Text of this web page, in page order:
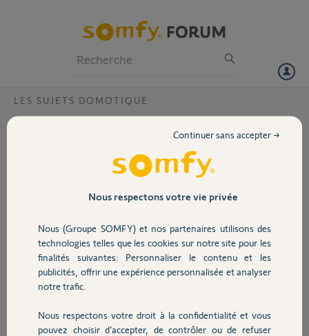
Volet
Sécurité
Domotique
Chauffage
LES SUJETS DOMOTIQUE
Réinitilisation tohama Liberty ?
Notre installateur nous a fourni le Tahoma Liberty pour l'ensemble
des nos volets roulants, mais il avait déjà activé le code pin.
Pourriez-vous le réinitialiser ?
Merci d'avance
Florence M.
il y a plus de 7 ans
Nous respectons votre vie privée
Nous (Groupe SOMFY) et nos partenaires utilisons des
technologies telles que les cookies sur notre site pour les
finalités suivantes: Personnaliser le contenu et les
publicités, offrir une expérience personnalisée et analyser
notre trafic.
Nous respectons votre droit à la confidentialité et vous
pouvez choisir d’accepter, de contrôler ou de refuser
Continuer sans accepter →